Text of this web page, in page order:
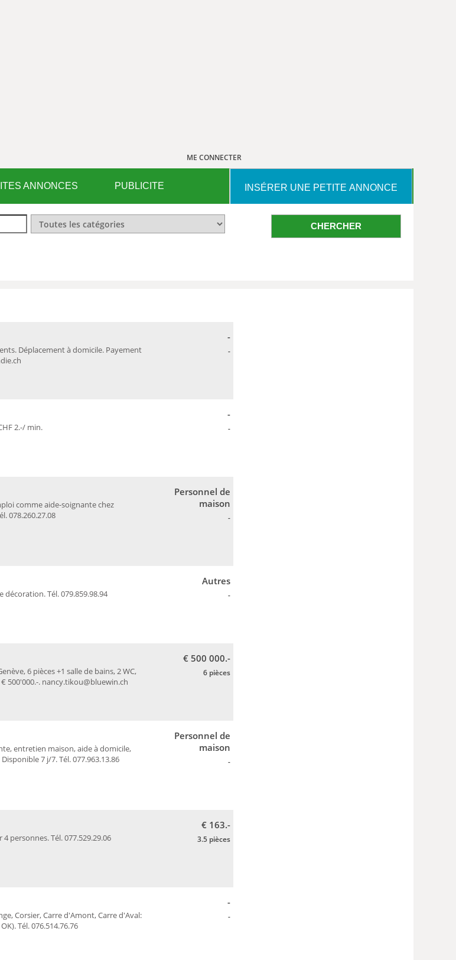
ME CONNECTER
ANNONCES PUBLICITE INSÉRER UNE PETITE ANNONCE
CHERCHER
-
-
Déplacement à domicile. Payement
-
-
2.-/ min.
Personnel de
maison
-
comme aide-soignante chez
078.260.27.08
Autres
-
Tél. 079.859.98.94
€ 500 000.-
6 pièces
6 pièces +1 salle de bains, 2 WC,
500'000.-. nancy.tikou@bluewin.ch
Personnel de
maison
-
entretien maison, aide à domicile,
7 j/7. Tél. 077.963.13.86
€ 163.-
3.5 pièces
personnes. Tél. 077.529.29.06
-
-
Corsier, Carre d'Amont, Carre d'Aval:
Tél. 076.514.76.76